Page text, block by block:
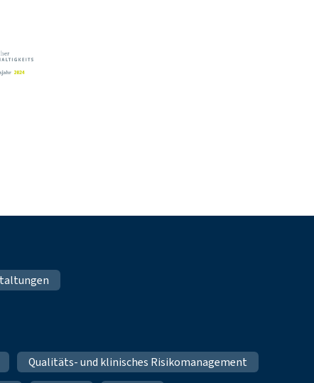
Qualitäts- und klinisches Risikomanagement